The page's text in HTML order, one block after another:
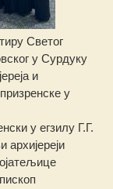
Светог
у Сурдуку
и
у
у егзилу Г.Г.
архијереји